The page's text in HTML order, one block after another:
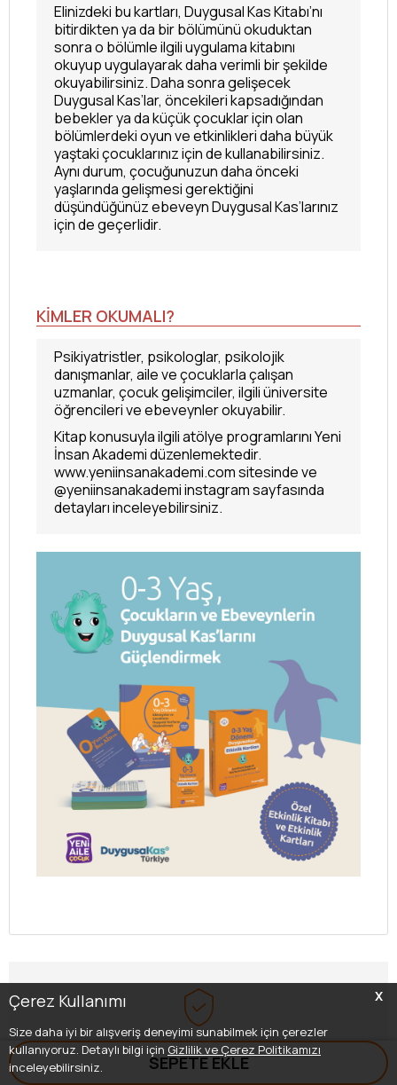
X
Çerez Kullanımı
Size daha iyi bir alışveriş deneyimi sunabilmek için çerezler
kullanıyoruz. Detaylı bilgi için Gizlilik ve Çerez Politikamızı
inceleyebilirsiniz.
SEPETE EKLE
Elinizdeki bu kartları, Duygusal Kas Kitabı’nı
bitirdikten ya da bir bölümünü okuduktan
sonra o bölümle ilgili uygulama kitabını
okuyup uygulayarak daha verimli bir şekilde
okuyabilirsiniz. Daha sonra gelişecek
Duygusal Kas’lar, öncekileri kapsadığından
bebekler ya da küçük çocuklar için olan
bölümlerdeki oyun ve etkinlikleri daha büyük
yaştaki çocuklarınız için de kullanabilirsiniz.
Aynı durum, çocuğunuzun daha önceki
yaşlarında gelişmesi gerektiğini
düşündüğünüz ebeveyn Duygusal Kas’larınız
için de geçerlidir.
KİMLER OKUMALI?
Psikiyatristler, psikologlar, psikolojik
danışmanlar, aile ve çocuklarla çalışan
uzmanlar, çocuk gelişimciler, ilgili üniversite
öğrencileri ve ebeveynler okuyabilir.
Kitap konusuyla ilgili atölye programlarını Yeni
İnsan Akademi düzenlemektedir.
www.yeniinsanakademi.com sitesinde ve
@yeniinsanakademi instagram sayfasında
detayları inceleyebilirsiniz.
Güvenli Alışveriş